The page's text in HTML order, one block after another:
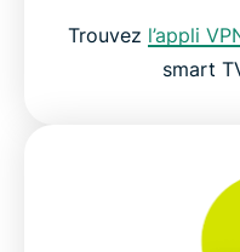
Trouvez l’appli
smart